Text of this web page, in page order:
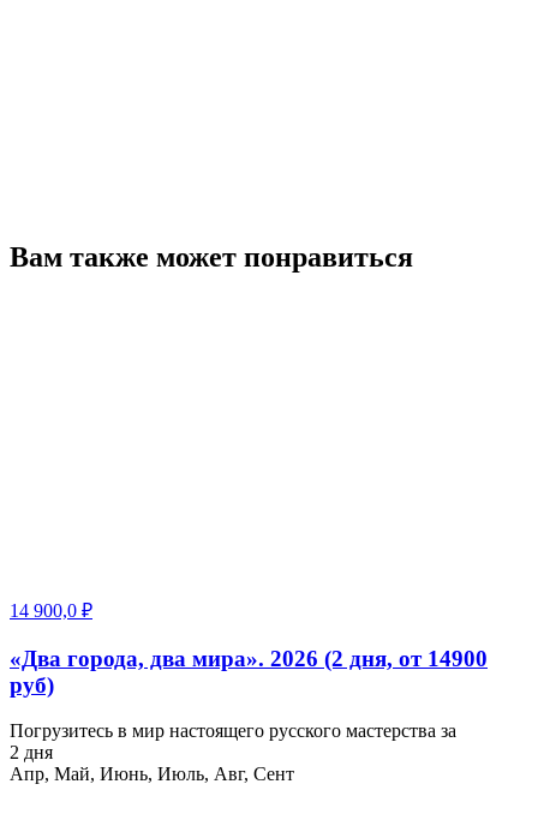
Вам также может понравиться
14 900,0 ₽
«Два города, два мира». 2026 (2 дня, от 14900
руб)
Погрузитесь в мир настоящего русского мастерства за
2 дня
Апр, Май, Июнь, Июль, Авг, Сент